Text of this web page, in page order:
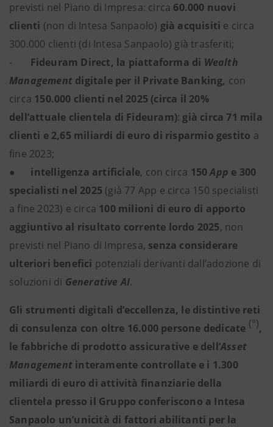
previsti nel Piano di Impresa: circa 60.000 nuovi
clienti (non di Intesa Sanpaolo) già acquisiti e circa
300.000 clienti (di Intesa Sanpaolo) già trasferiti;
- Fideuram Direct, la piattaforma di Wealth
Management digitale per il Private Banking, con
circa 150.000 clienti nel 2025 (circa il 20%
dell’attuale clientela di Fideuram): già circa 71 mila
clienti e 2,65 miliardi di euro di risparmio gestito a
fine 2023;
● intelligenza artificiale, con circa 150App e 300
specialisti nel 2025 (già 77 App e circa 150 specialisti
a fine 2023) e circa 100 milioni di euro di apporto
aggiuntivo al risultato corrente lordo 2025, non
previsti nel Piano di Impresa, senza considerare
ulteriori benefici potenziali derivanti dall’adozione di
soluzioni di Generative AI.
Gli strumenti digitali d’eccellenza, le distintive reti
di consulenza con oltre 16.000 persone dedicate (°),
le fabbriche di prodotto assicurative e dell’Asset
Management interamente controllate e i 1.300
miliardi di euro di attività finanziarie della
clientela presso il Gruppo conferiscono a Intesa
Sanpaolo un’unicità di fattori abilitanti per la